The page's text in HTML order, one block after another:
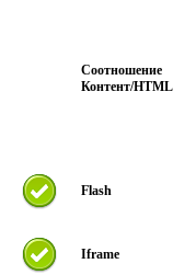
Соотношение
Контент/HTML
Flash
Iframe